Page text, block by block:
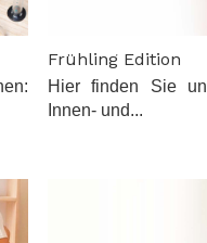
Frühling Edition
Hier finden Sie
Innen- und...